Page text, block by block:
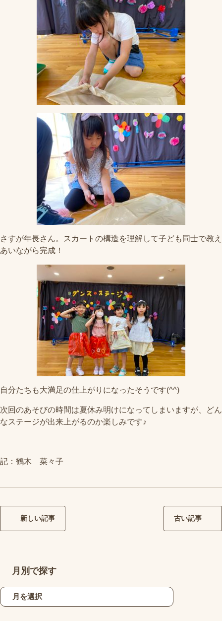
さすが年長さん。スカートの構造を理解して子ども同士で教え
あいながら完成！
自分たちも大満足の仕上がりになったそうです(^^)
次回のあそびの時間は夏休み明けになってしまいますが、どん
なステージが出来上がるのか楽しみです♪
記：鶴木 菜々子
新しい記事 古い記事
月別で探す